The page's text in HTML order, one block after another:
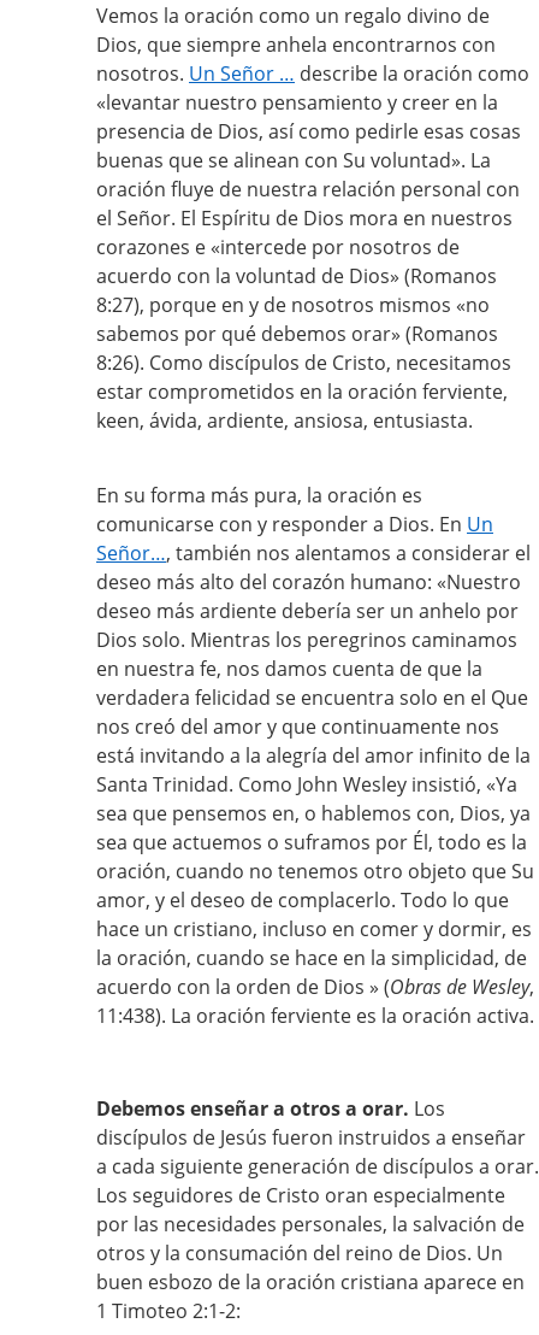
Vemos la oración como un regalo divino de
Dios, que siempre anhela encontrarnos con
nosotros. Un Señor … describe la oración como
«levantar nuestro pensamiento y creer en la
presencia de Dios, así como pedirle esas cosas
buenas que se alinean con Su voluntad». La
oración fluye de nuestra relación personal con
el Señor. El Espíritu de Dios mora en nuestros
corazones e «intercede por nosotros de
acuerdo con la voluntad de Dios» (Romanos
8:27), porque en y de nosotros mismos «no
sabemos por qué debemos orar» (Romanos
8:26). Como discípulos de Cristo, necesitamos
estar comprometidos en la oración ferviente,
keen, ávida, ardiente, ansiosa, entusiasta.
En su forma más pura, la oración es
comunicarse con y responder a Dios. En Un
Señor…, también nos alentamos a considerar el
deseo más alto del corazón humano: «Nuestro
deseo más ardiente debería ser un anhelo por
Dios solo. Mientras los peregrinos caminamos
en nuestra fe, nos damos cuenta de que la
verdadera felicidad se encuentra solo en el Que
nos creó del amor y que continuamente nos
está invitando a la alegría del amor infinito de la
Santa Trinidad. Como John Wesley insistió, «Ya
sea que pensemos en, o hablemos con, Dios, ya
sea que actuemos o suframos por Él, todo es la
oración, cuando no tenemos otro objeto que Su
amor, y el deseo de complacerlo. Todo lo que
hace un cristiano, incluso en comer y dormir, es
la oración, cuando se hace en la simplicidad, de
acuerdo con la orden de Dios » (Obras de Wesley,
11:438). La oración ferviente es la oración activa.
Debemos enseñar a otros a orar. Los
discípulos de Jesús fueron instruidos a enseñar
a cada siguiente generación de discípulos a orar.
Los seguidores de Cristo oran especialmente
por las necesidades personales, la salvación de
otros y la consumación del reino de Dios. Un
buen esbozo de la oración cristiana aparece en
1 Timoteo 2:1-2: